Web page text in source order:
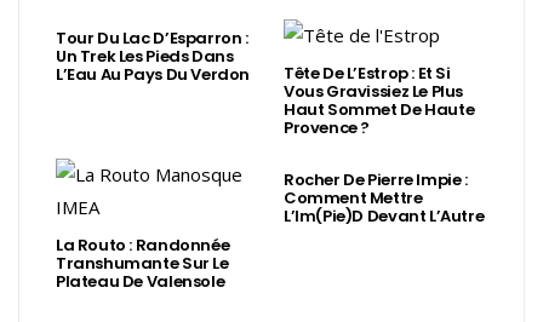
Tour Du Lac D’Esparron :
Un Trek Les Pieds Dans
L’Eau Au Pays Du Verdon Tête De L’Estrop : Et Si
Vous Gravissiez Le Plus
Haut Sommet De Haute
Provence ?
La Routo : Randonnée
Transhumante Sur Le
Plateau De Valensole
Rocher De Pierre Impie :
Comment Mettre
L’Im(Pie)d Devant L’Autre